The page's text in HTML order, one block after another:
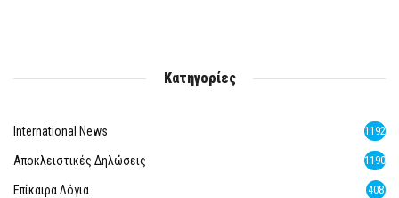
Κατηγορίες
International News 1192
Αποκλειστικές Δηλώσεις 1190
Επίκαιρα Λόγια 408